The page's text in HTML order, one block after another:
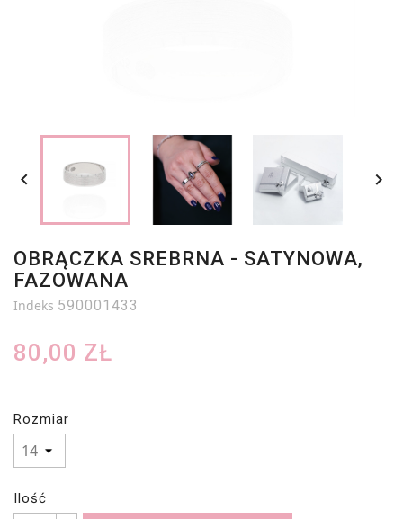
 
OBRĄCZKA SREBRNA - SATYNOWA,
FAZOWANA
Indeks 590001433
80,00 ZŁ
Rozmiar
Ilość